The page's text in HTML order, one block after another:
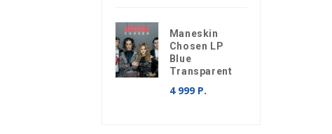
Maneskin
Chosen LP
Blue
Transparent
4 999 Р.